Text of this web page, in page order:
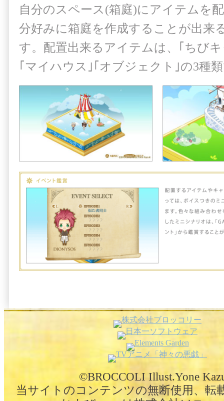
自分のスペース(箱庭)にアイテムを
分好みに箱庭を作成することが出来
す。配置出来るアイテムは、｢ちび
｢マイハウス｣｢オブジェクト｣の3種
©BROCCOLI Illust.Yone
当サイトのコンテンツの無断使用、転